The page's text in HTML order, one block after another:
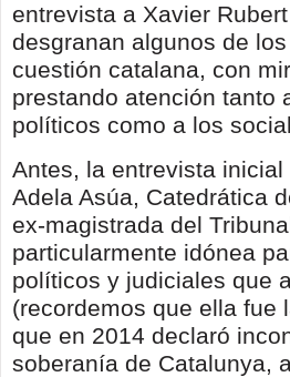
entrevista a Xavier
desgranan algunos de
cuestión catalana, con
prestando atención tanto
políticos como a los
Antes, la entrevista
Adela Asúa, Catedrática
ex-magistrada del
particularmente idónea
políticos y judiciales que
(recordemos que ella fue
que en 2014 declaró
soberanía de Catalunya,